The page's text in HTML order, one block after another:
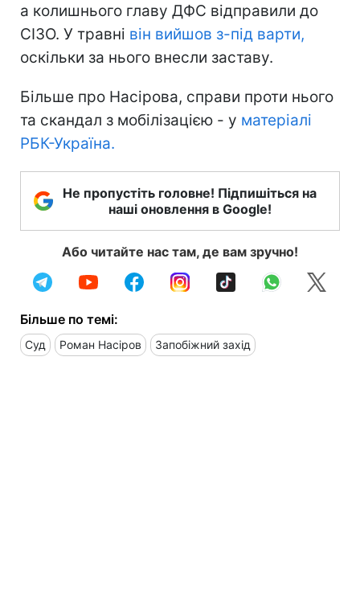
а колишнього главу ДФС відправили до
СІЗО. У травні він вийшов з-під варти,
оскільки за нього внесли заставу.
Більше про Насірова, справи проти нього
та скандал з мобілізацією - у матеріалі
РБК-Україна.
Не пропустіть головне! Підпишіться на
наші оновлення в Google!
Або читайте нас там, де вам зручно!
Більше по темі:
Суд Роман Насіров Запобіжний захід